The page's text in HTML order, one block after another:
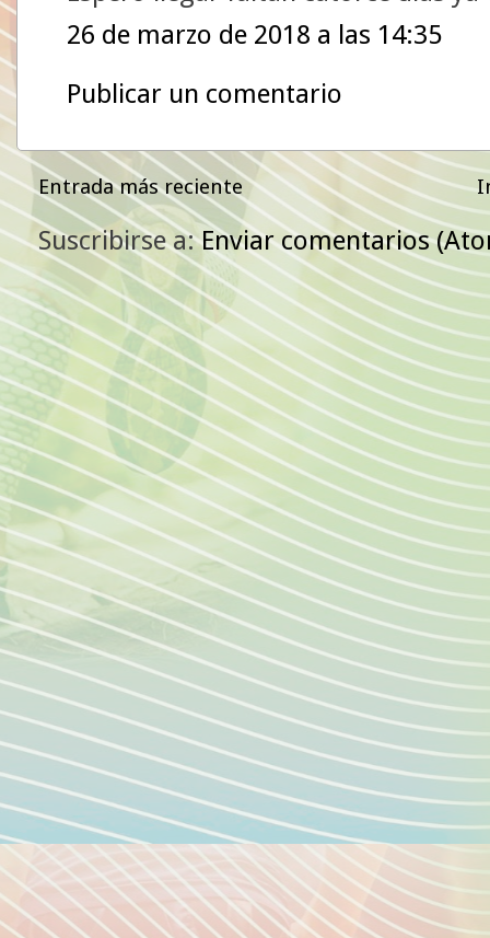
26 de marzo de 2018 a las 14:35
Publicar un comentario
Entrada más reciente
Suscribirse a:Enviar comentarios